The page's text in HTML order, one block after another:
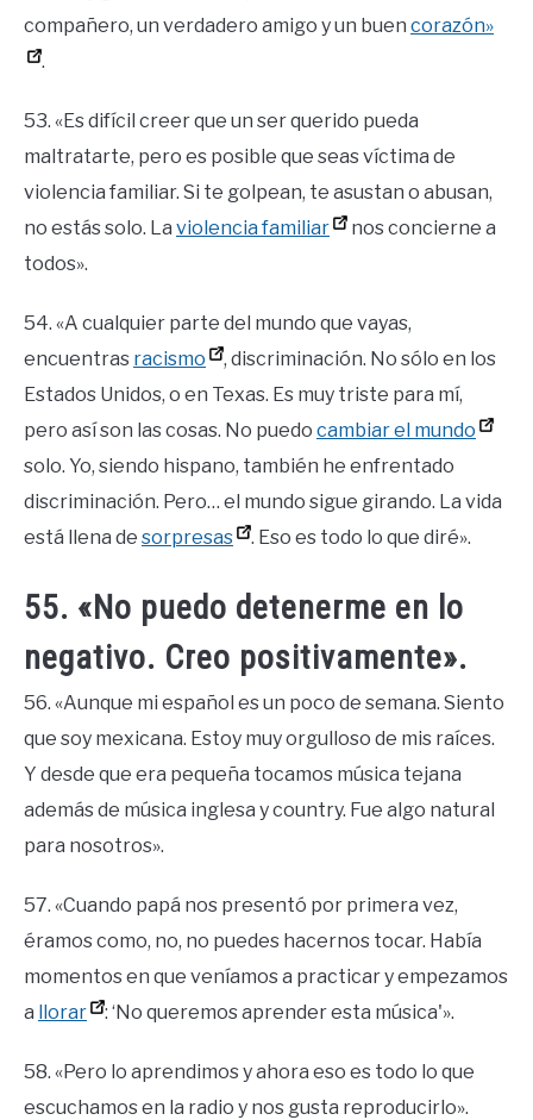
compañero, un verdadero amigo y un buen corazón»
.
53. «Es difícil creer que un ser querido pueda
maltratarte, pero es posible que seas víctima de
violencia familiar. Si te golpean, te asustan o abusan,
no estás solo. La violencia familiar
nos concierne a
todos».
54. «A cualquier parte del mundo que vayas,
encuentras racismo
, discriminación. No sólo en los
Estados Unidos, o en Texas. Es muy triste para mí,
pero así son las cosas. No puedo cambiar el mundo
solo. Yo, siendo hispano, también he enfrentado
discriminación. Pero… el mundo sigue girando. La vida
está llena de sorpresas . Eso es todo lo que diré».
55. «No puedo detenerme en lo
negativo. Creo positivamente».
56. «Aunque mi español es un poco de semana. Siento
que soy mexicana. Estoy muy orgulloso de mis raíces.
Y desde que era pequeña tocamos música tejana
además de música inglesa y country. Fue algo natural
para nosotros».
57. «Cuando papá nos presentó por primera vez,
éramos como, no, no puedes hacernos tocar. Había
momentos en que veníamos a practicar y empezamos
a llorar : ‘No queremos aprender esta música'».
58. «Pero lo aprendimos y ahora eso es todo lo que
escuchamos en la radio y nos gusta reproducirlo».